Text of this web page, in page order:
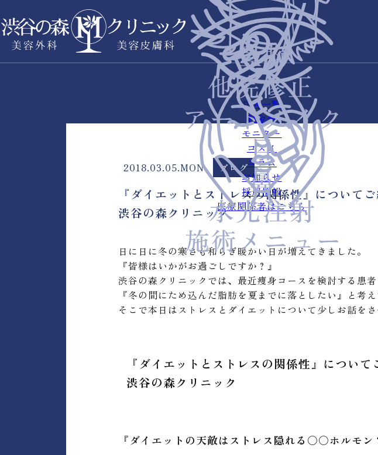
症例一覧
料金表
モニター
コスメ
コラム
お知らせ
採用情報
医療関係者はこちら
2018.03.05.MON ブログ
『ダイエットとストレスの関係性』について
渋谷の森クリニック
日に日に冬の寒さも和らぎ暖かい日が増えてきました。
『皆様はいかがお過ごしですか？』
渋谷の森クリニックでは、最近痩身コースを検討する患
『冬の間にため込んだ脂肪を夏までに落としたい』と考
そこで本日はストレスとダイエットについて少しお話をさ
『ダイエットとストレスの関係性』につい
渋谷の森クリニック
『ダイエットの天敵はストレス隠れる〇〇ホルモン